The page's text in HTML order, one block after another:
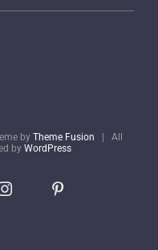
by Theme Fusion | All
by WordPress
InstagramPinterest